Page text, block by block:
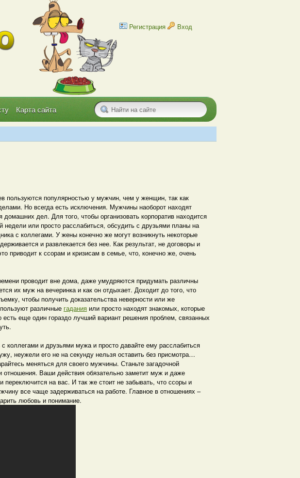
Регистрация Вход
Карта сайта
пользуются популярностью у мужчин, чем у женщин, так как
Но всегда есть исключения. Мужчины наоборот находят
дел. Для того, чтобы организовать корпоратив находится
или просто расслабиться, обсудить с друзьями планы на
с коллегами. У жены конечно же могут возникнуть некоторые
и развлекается без нее. Как результат, не договоры и
приводит к ссорам и кризисам в семье, что, конечно же, очень
проводит вне дома, даже умудряются придумать различны
их муж на вечеринка и как он отдыхает. Доходит до того, что
чтобы получить доказательства неверности или же
различные гадания или просто находят знакомых, которые
еще один гораздо лучший вариант решения проблем, связанных
коллегами и друзьями мужа и просто давайте ему расслабиться
неужели его не на секунду нельзя оставить без присмотра…
меняться для своего мужчины. Станьте загадочной
отношения. Ваши действия обязательно заметит муж и даже
переключится на вас. И так же стоит не забывать, что ссоры и
все чаще задерживаться на работе. Главное в отношениях –
любовь и понимание.